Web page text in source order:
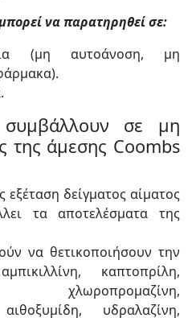
να παρατηρηθεί σε:
(μη αυτοάνοση, μη
σε μη
της άμεσης Coombs
δείγματος αίματος
τα αποτελέσματα της
να θετικοποιήσουν την
καπτοπρίλη,
χλωροπρομαζίνη,
υδραλαζίνη,